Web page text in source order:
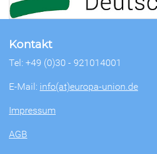
Kontakt
Tel: +49 (0)30 - 921014001
E-Mail: info(at)europa-union.de
Impressum
AGB